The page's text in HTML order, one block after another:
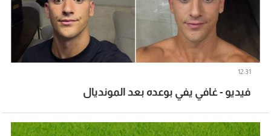
فيديو - غافي يفي بوعده بعد المونديال
12:31